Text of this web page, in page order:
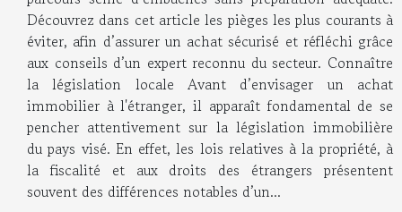
Découvrez dans cet article les pièges les plus courants à
éviter, afin d’assurer un achat sécurisé et réfléchi grâce
aux conseils d’un expert reconnu du secteur. Connaître
la législation locale Avant d’envisager un achat
immobilier à l'étranger, il apparaît fondamental de se
pencher attentivement sur la législation immobilière
du pays visé. En effet, les lois relatives à la propriété, à
la fiscalité et aux droits des étrangers présentent
souvent des différences notables d’un...